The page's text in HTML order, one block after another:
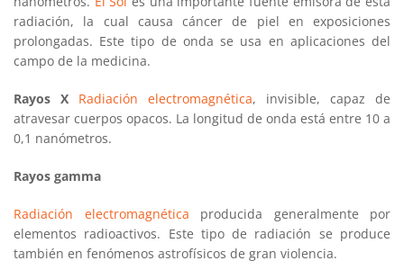
radiación, la cual causa cáncer de piel en exposiciones
prolongadas. Este tipo de onda se usa en aplicaciones del
campo de la medicina.
Rayos X Radiación electromagnética, invisible, capaz de
atravesar cuerpos opacos. La longitud de onda está entre 10 a
0,1 nanómetros.
Rayos gamma
Radiación electromagnética producida generalmente por
elementos radioactivos. Este tipo de radiación se produce
también en fenómenos astrofísicos de gran violencia.